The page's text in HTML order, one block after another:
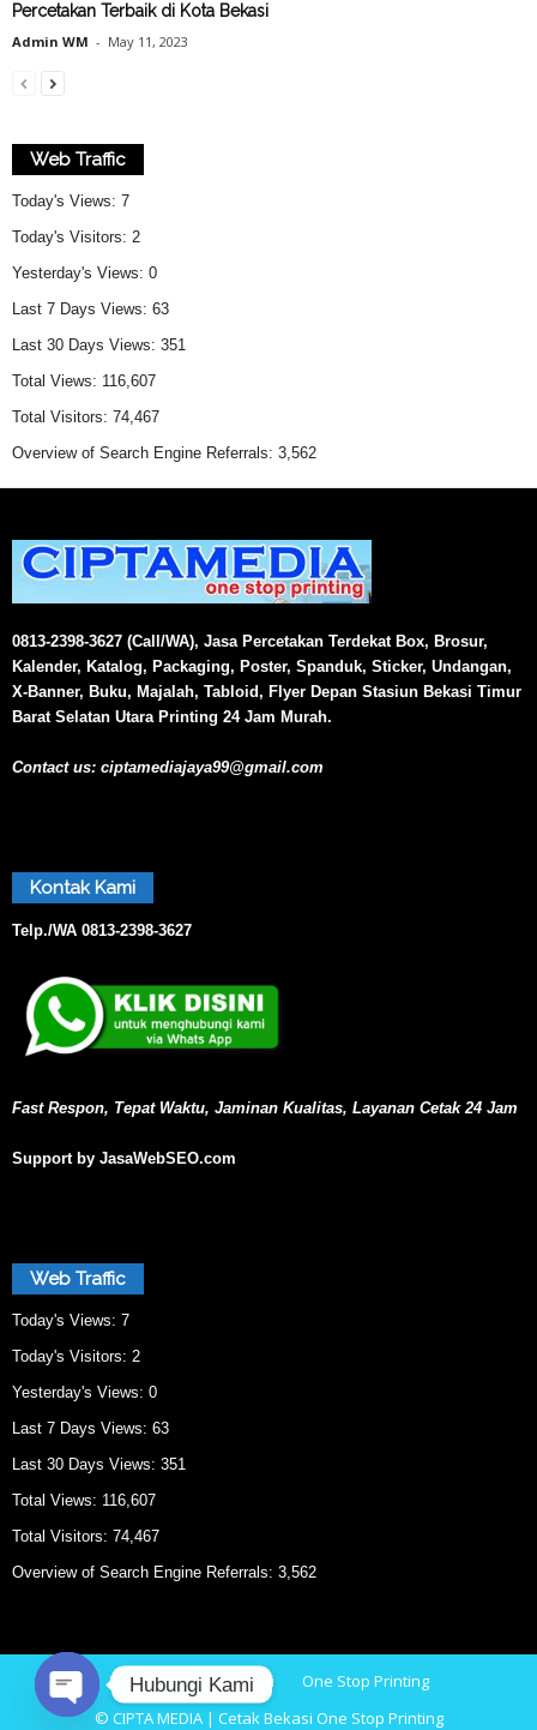
Percetakan Terbaik di Kota Bekasi
Admin WM - May 11, 2023
Web Traffic
Today's Views: 7
Today's Visitors: 2
Yesterday's Views: 0
Last 7 Days Views: 63
Last 30 Days Views: 351
Total Views: 116,607
Total Visitors: 74,467
Overview of Search Engine Referrals: 3,562
0813-2398-3627 (Call/WA), Jasa Percetakan Terdekat Box, Brosur,
Kalender, Katalog, Packaging, Poster, Spanduk, Sticker, Undangan,
X-Banner, Buku, Majalah, Tabloid, Flyer Depan Stasiun Bekasi Timur
Barat Selatan Utara Printing 24 Jam Murah.
Contact us: ciptamediajaya99@gmail.com
Kontak Kami
Telp./WA 0813-2398-3627
Fast Respon, Tepat Waktu, Jaminan Kualitas, Layanan Cetak 24 Jam
Support by JasaWebSEO.com
Web Traffic
Today's Views: 7
Today's Visitors: 2
Yesterday's Views: 0
Last 7 Days Views: 63
Last 30 Days Views: 351
Total Views: 116,607
Total Visitors: 74,467
Overview of Search Engine Referrals: 3,562
Home Cetak Bekasi
One Stop Printing
© CIPTA MEDIA | Cetak Bekasi One Stop Printing
Hubungi Kami